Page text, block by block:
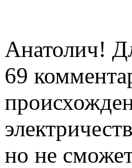
Анатолич!
69
но не